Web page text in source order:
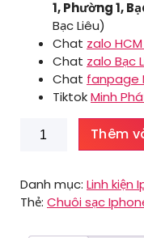
1, Phường 1,
Bạc Liêu)
Chat zalo
Chat zalo Bạc
Chat fanpage
TiktokMinh
Đuôi
Xr
số
Thêm
Danh mục: Linh kiện
Thẻ: Chuôi sạc